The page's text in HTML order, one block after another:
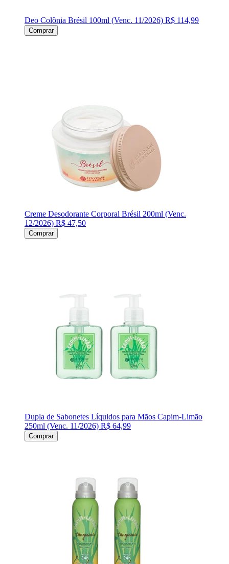
Deo Colônia Brésil 100ml (Venc. 11/2026) R$ 114,99
Comprar
Creme Desodorante Corporal Brésil 200ml (Venc.
12/2026) R$ 47,50
Comprar
Dupla de Sabonetes Líquidos para Mãos Capim-Limão
250ml (Venc. 11/2026) R$ 64,99
Comprar